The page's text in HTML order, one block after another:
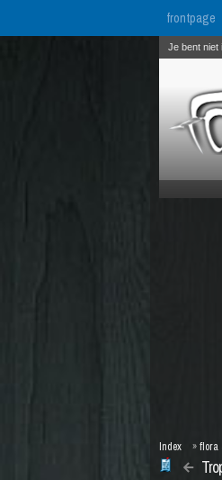
frontpage
Je bent niet
Index »flora